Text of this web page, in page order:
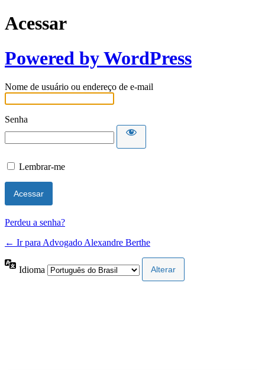
Acessar
Powered by WordPress
Nome de usuário ou endereço de e-mail
Senha
Lembrar-me
Perdeu a senha?
← Ir para Advogado Alexandre Berthe
Idioma